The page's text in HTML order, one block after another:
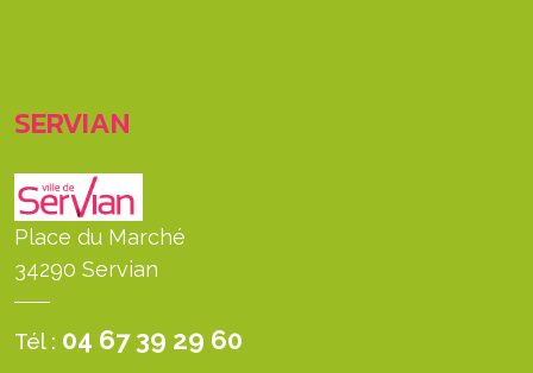
SERVIAN
Place du Marché
34290 Servian
Tél : 04 67 39 29 60